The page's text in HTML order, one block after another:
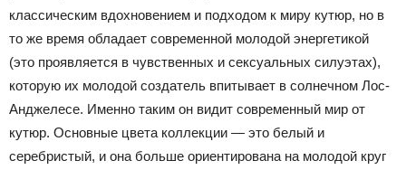
классическим вдохновением и подходом к миру кутюр, но в
то же время обладает современной молодой энергетикой
(это проявляется в чувственных и сексуальных силуэтах),
которую их молодой создатель впитывает в солнечном Лос-
Анджелесе. Именно таким он видит современный мир от
кутюр. Основные цвета коллекции — это белый и
серебристый, и она больше ориентирована на молодой круг